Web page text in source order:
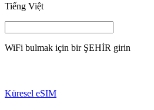
Tiếng Việt
WiFi bulmak için bir ŞEHİR girin
Küresel eSIM